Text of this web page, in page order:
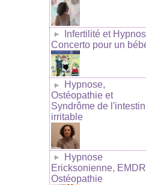
Infertilité et
Concerto pour un
Hypnose,
Ostéopathie et
Syndrôme de l'intestin
irritable
Hypnose
Ericksonienne,
Ostéopathie